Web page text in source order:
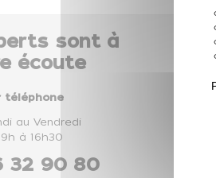
sont à
écoute
téléphone
au Vendredi
à 16h30
32 90 80